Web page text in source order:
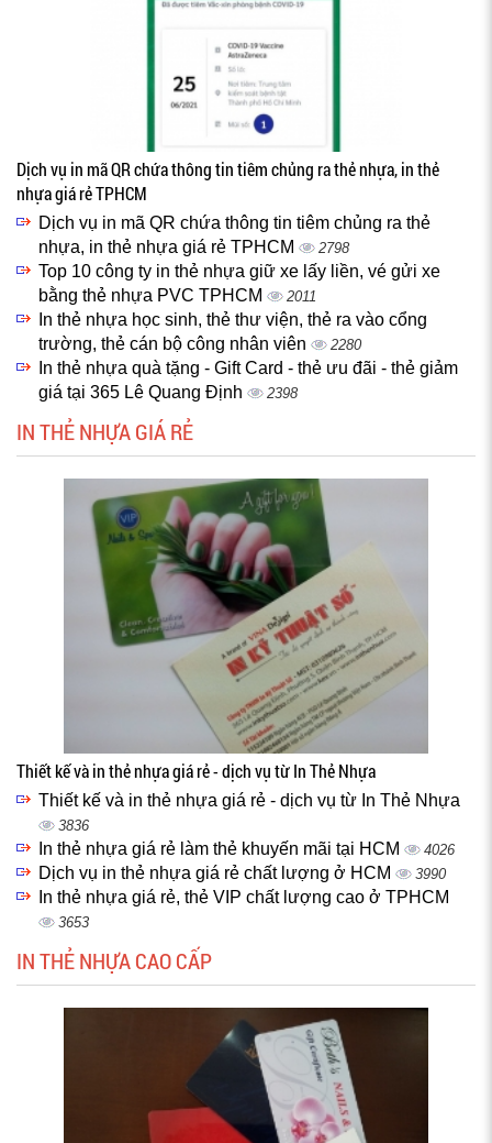
Dịch vụ in mã QR chứa thông tin tiêm chủng ra thẻ nhựa, in thẻ
nhựa giá rẻ TPHCM
Dịch vụ in mã QR chứa thông tin tiêm chủng ra thẻ
nhựa, in thẻ nhựa giá rẻ TPHCM
2798
Top 10 công ty in thẻ nhựa giữ xe lấy liền, vé gửi xe
bằng thẻ nhựa PVC TPHCM
2011
In thẻ nhựa học sinh, thẻ thư viện, thẻ ra vào cổng
trường, thẻ cán bộ công nhân viên
2280
In thẻ nhựa quà tặng - Gift Card - thẻ ưu đãi - thẻ giảm
giá tại 365 Lê Quang Định
2398
IN THẺ NHỰA GIÁ RẺ
Thiết kế và in thẻ nhựa giá rẻ - dịch vụ từ In Thẻ Nhựa
Thiết kế và in thẻ nhựa giá rẻ - dịch vụ từ In Thẻ Nhựa
3836
In thẻ nhựa giá rẻ làm thẻ khuyến mãi tại HCM 4026
Dịch vụ in thẻ nhựa giá rẻ chất lượng ở HCM 3990
In thẻ nhựa giá rẻ, thẻ VIP chất lượng cao ở TPHCM
3653
IN THẺ NHỰA CAO CẤP